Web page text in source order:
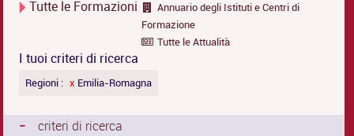
Tutte le Formazioni
Annuario degli Istituti e Centri di
Formazione
Tutte le Attualità
I tuoi criteri di ricerca
Regioni : x Emilia-Romagna
- criteri di ricerca